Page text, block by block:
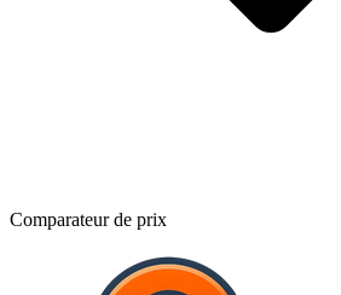
Comparateur de prix